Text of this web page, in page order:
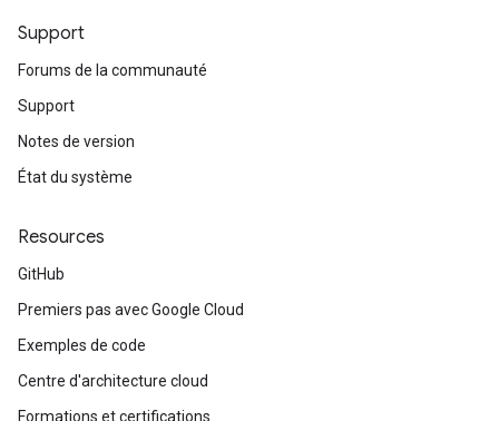
Support
Forums de la communauté
Support
Notes de version
État du système
Resources
GitHub
Premiers pas avec Google Cloud
Exemples de code
Centre d'architecture cloud
Formations et certifications